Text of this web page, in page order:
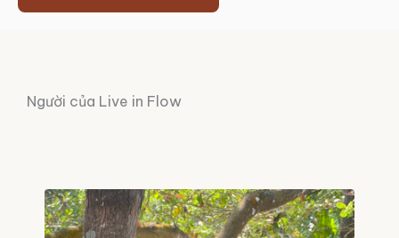
Người của Live in Flow